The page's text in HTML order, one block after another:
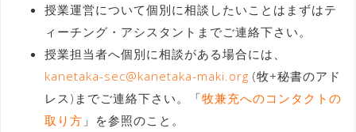
授業運営について個別に相談したいことはまずはテ
ィーチング・アシスタントまでご連絡下さい。
授業担当者へ個別に相談がある場合には、
kanetaka-sec@kanetaka-maki.org (牧+秘書のアド
レス)までご連絡下さい。「牧兼充へのコンタクトの
取り方 」を参照のこと。